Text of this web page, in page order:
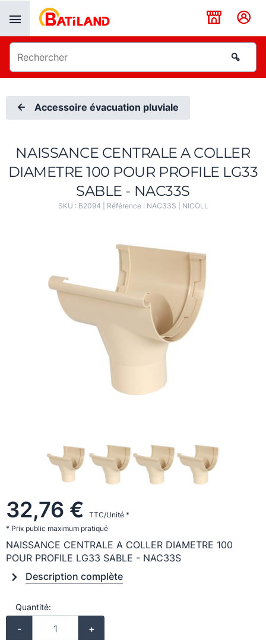
Accessoire évacuation pluviale
NAISSANCE CENTRALE A COLLER
DIAMETRE 100 POUR PROFILE LG33
SABLE - NAC33S
SKU : B2094 | Référence : NAC33S NICOLL
32,76 €
TTC/Unité *
* Prix public maximum pratiqué
NAISSANCE CENTRALE A COLLER DIAMETRE 100
POUR PROFILE LG33 SABLE - NAC33S
Description complète
Quantité:
- +
Panneau de gestion des cookies